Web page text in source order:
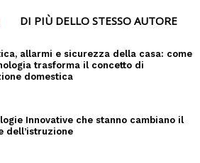
DI PIÙ DELLO STESSO AUTORE
allarmi e sicurezza della casa: come
trasforma il concetto di
domestica
Innovative che stanno cambiano il
dell’istruzione